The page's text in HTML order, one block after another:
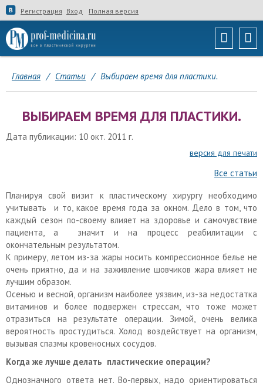
Регистрация Вход Полная версия
Главная / Статьи / Выбираем время для пластики.
ВЫБИРАЕМ ВРЕМЯ ДЛЯ ПЛАСТИКИ.
Дата публикации: 10 окт. 2011 г.
версия для печати
Все статьи
Планируя свой визит к пластическому хирургу необходимо
учитывать и то, какое время года за окном. Дело в том, что
каждый сезон по-своему влияет на здоровье и самочувствие
пациента, а значит и на процесс реабилитации с
окончательным результатом.
К примеру, летом из-за жары носить компрессионное белье не
очень приятно, да и на заживление шовчиков жара влияет не
лучшим образом.
Осенью и весной, организм наиболее уязвим, из-за недостатка
витаминов и более подвержен стрессам, что тоже может
отразиться на результате операции. Зимой, очень велика
вероятность простудиться. Холод воздействует на организм,
вызывая спазмы кровеносных сосудов.
Когда же лучше делать пластические операции?
Однозначного ответа нет. Во-первых, надо ориентироваться